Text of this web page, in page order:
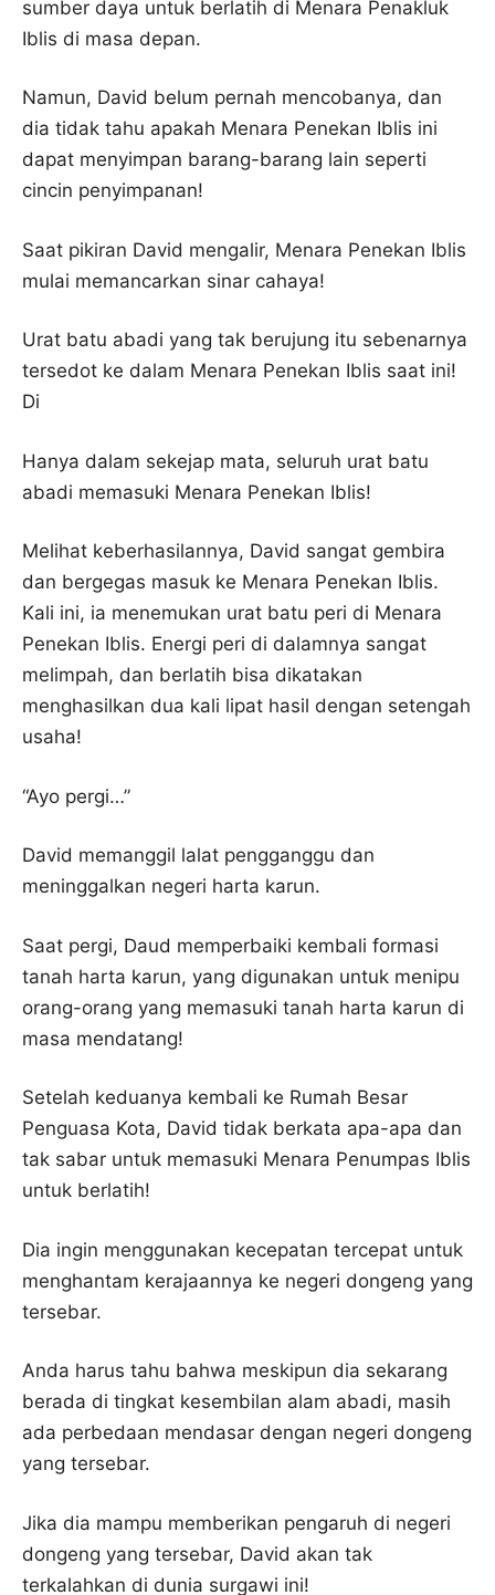
sumber daya untuk berlatih di Menara Penakluk
Iblis di masa depan.
Namun, David belum pernah mencobanya, dan
dia tidak tahu apakah Menara Penekan Iblis ini
dapat menyimpan barang-barang lain seperti
cincin penyimpanan!
Saat pikiran David mengalir, Menara Penekan Iblis
mulai memancarkan sinar cahaya!
Urat batu abadi yang tak berujung itu sebenarnya
tersedot ke dalam Menara Penekan Iblis saat ini!
Di
Hanya dalam sekejap mata, seluruh urat batu
abadi memasuki Menara Penekan Iblis!
Melihat keberhasilannya, David sangat gembira
dan bergegas masuk ke Menara Penekan Iblis.
Kali ini, ia menemukan urat batu peri di Menara
Penekan Iblis. Energi peri di dalamnya sangat
melimpah, dan berlatih bisa dikatakan
menghasilkan dua kali lipat hasil dengan setengah
usaha!
“Ayo pergi…”
David memanggil lalat pengganggu dan
meninggalkan negeri harta karun.
Saat pergi, Daud memperbaiki kembali formasi
tanah harta karun, yang digunakan untuk menipu
orang-orang yang memasuki tanah harta karun di
masa mendatang!
Setelah keduanya kembali ke Rumah Besar
Penguasa Kota, David tidak berkata apa-apa dan
tak sabar untuk memasuki Menara Penumpas Iblis
untuk berlatih!
Dia ingin menggunakan kecepatan tercepat untuk
menghantam kerajaannya ke negeri dongeng yang
tersebar.
Anda harus tahu bahwa meskipun dia sekarang
berada di tingkat kesembilan alam abadi, masih
ada perbedaan mendasar dengan negeri dongeng
yang tersebar.
Jika dia mampu memberikan pengaruh di negeri
dongeng yang tersebar, David akan tak
terkalahkan di dunia surgawi ini!